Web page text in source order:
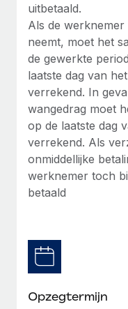
Entiteiten oprichten
Stel snel compliant
Mobiliteit en
Plaats werknemers
Secundaire
Eenvoudig
beheren
Reverse Tech's
met Remote
payroll
Reverse Tech in een
up op het gebied van
Meer informatie
Contractor
Belastingen
Naar de blog
BLOG
Productupdates
integraties en
Het blijft de missie
Meer informatie
beheert met
uitbetaald.
Als de
neemt, moet het
de gewerkte
laatste dag van
verrekend. In
wangedrag moet
op de laatste dag
verrekend. Als
onmiddellijke
werknemer toch
betaald
Opzegtermijn